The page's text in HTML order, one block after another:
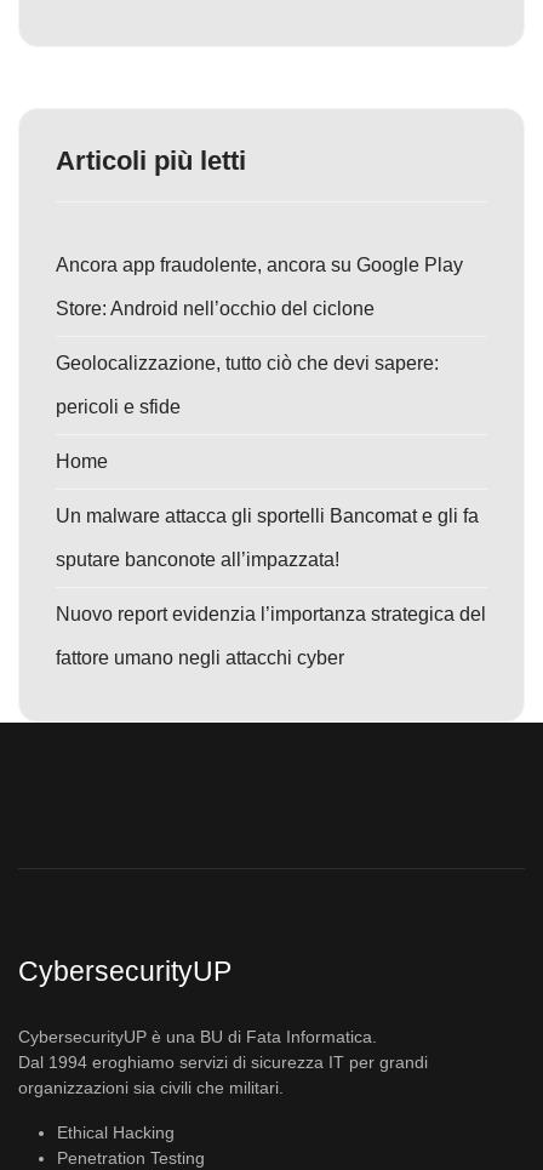
Articoli più letti
Ancora app fraudolente, ancora su Google Play
Store: Android nell’occhio del ciclone
Geolocalizzazione, tutto ciò che devi sapere:
pericoli e sfide
Home
Un malware attacca gli sportelli Bancomat e gli fa
sputare banconote all’impazzata!
Nuovo report evidenzia l’importanza strategica del
fattore umano negli attacchi cyber
CybersecurityUP
CybersecurityUP è una BU di Fata Informatica.
Dal 1994 eroghiamo servizi di sicurezza IT per grandi
organizzazioni sia civili che militari.
Ethical Hacking
Penetration Testing